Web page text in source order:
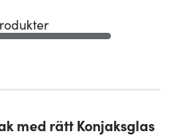
med rätt Konjaksglas